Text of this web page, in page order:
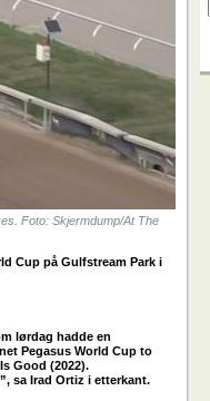
Foto: Skjermdump/At The
Cup på Gulfstream Park i
lørdag hadde en
Pegasus World Cup to
Good (2022).
sa Irad Ortiz i etterkant.